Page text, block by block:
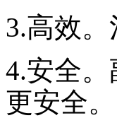
3.高效
4.安全
更安全。